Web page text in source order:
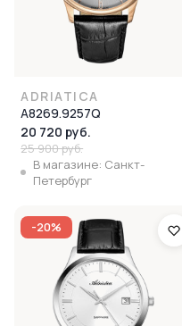
ADRIATICA
A8269.9257Q
20 720 руб.
25 900 руб.
В магазине: Санкт-
Петербург
-20%